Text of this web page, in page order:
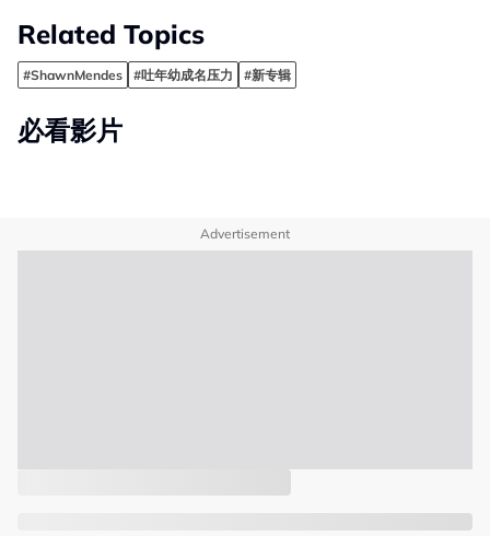
Related Topics
#ShawnMendes #吐年幼成名压力 #新专辑
必看影片
Advertisement